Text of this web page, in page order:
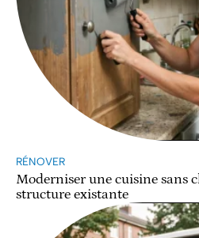
RÉNOVER
Moderniser une cuisine sans
structure existante